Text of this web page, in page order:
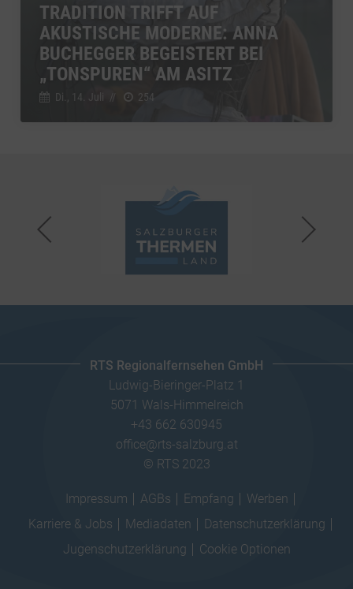
TRADITION TRIFFT AUF
AKUSTISCHE MODERNE: ANNA
BUCHEGGER BEGEISTERT BEI
„TONSPUREN“ AM ASITZ
Di., 14. Juli // 254
RTS Regionalfernsehen GmbH
Ludwig-Bieringer-Platz 1
5071 Wals-Himmelreich
+43 662 630945
office@rts-salzburg.at
© RTS 2023
Impressum AGBs Empfang
Werben
Karriere & Jobs
Mediadaten
Datenschutzerklärung
Jugenschutzerklärung
Cookie Optionen